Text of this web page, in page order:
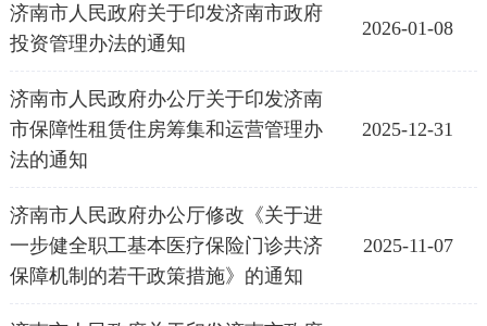
济南市人民政府关于印发济南市政府
投资管理办法的通知
2026-01-08
济南市人民政府办公厅关于印发济南
市保障性租赁住房筹集和运营管理办
法的通知
2025-12-31
济南市人民政府办公厅修改《关于进
一步健全职工基本医疗保险门诊共济
保障机制的若干政策措施》的通知
2025-11-07